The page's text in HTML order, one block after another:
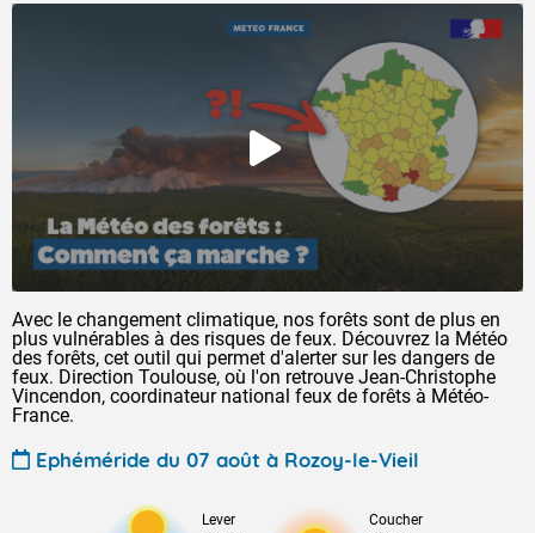
Avec le changement climatique, nos forêts sont de plus en
plus vulnérables à des risques de feux. Découvrez la Météo
des forêts, cet outil qui permet d'alerter sur les dangers de
feux. Direction Toulouse, où l'on retrouve Jean-Christophe
Vincendon, coordinateur national feux de forêts à Météo-
France.
Ephéméride du 07 août à Rozoy-le-Vieil
Lever Coucher